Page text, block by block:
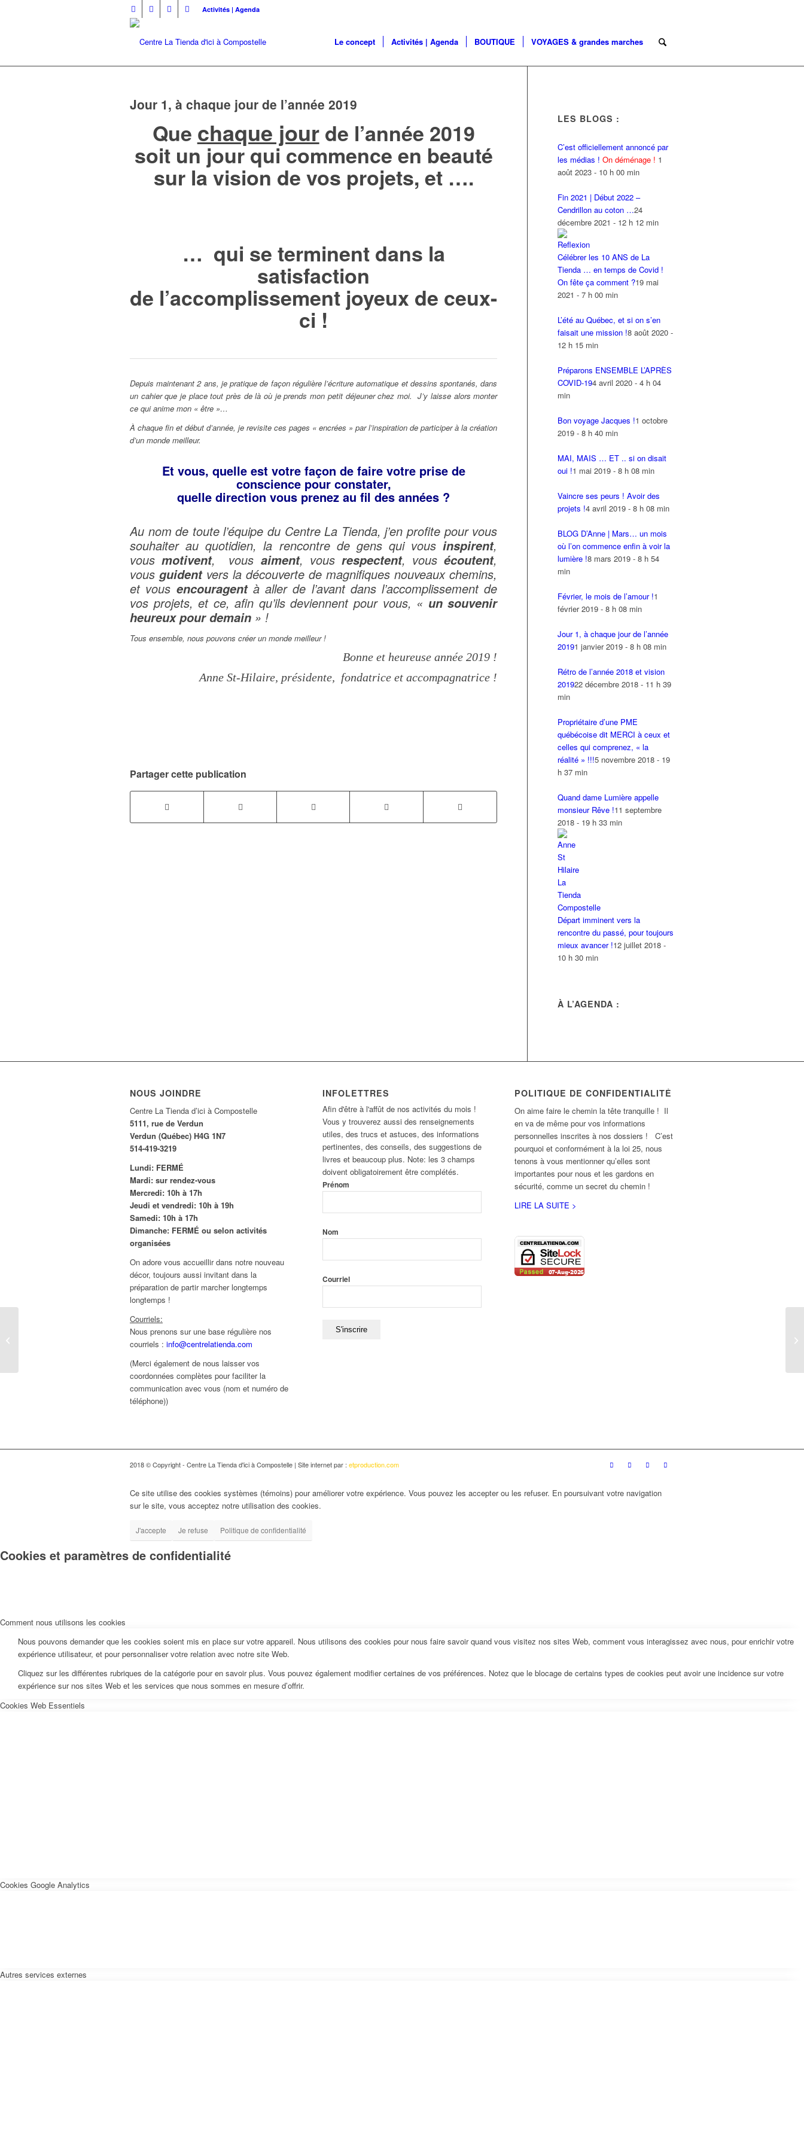
Activités | Agenda
Le concept Activités | Agenda BOUTIQUE VOYAGES & grandes marches
Jour 1, à chaque jour de l’année 2019
Que chaque jourde l’année 2019
soit un jour qui commence en beauté
sur la vision de vos projets, et ….
… qui se terminent dans la
satisfaction
de l’accomplissement joyeux de ceux-
ci !
Depuis maintenant 2 ans, je pratique de façon régulière l’écriture automatique et dessins spontanés, dans
un cahier que je place tout près de là où je prends mon petit déjeuner chez moi. J’y laisse alors monter
ce qui anime mon « être »…
À chaque fin et début d’année, je revisite ces pages « encrées » par l’inspiration de participer à la création
d’un monde meilleur.
Et vous, quelle est votre façon de faire votre prise de
conscience pour constater,
quelle direction vous prenez au fil des années ?
Au nom de toute l’équipe du Centre La Tienda, j’en profite pour vous
souhaiter au quotidien, la rencontre de gens qui vousinspirent,
vousmotivent, vous aiment, vous respectent, vousécoutent,
vousguident vers la découverte de magnifiques nouveaux chemins,
et vous encouragentà aller de l’avant dans l’accomplissement de
vos projets, et ce, afin qu’ils deviennent pour vous, « un souvenir
heureux pour demain » !
Tous ensemble, nous pouvons créer un monde meilleur !
Bonne et heureuse année 2019 !
Anne St-Hilaire, présidente, fondatrice et accompagnatrice !
Partager cette publication
LES BLOGS :
C’est officiellement annoncé par
les médias !On déménage ! 1
août 2023 - 10 h 00 min
Fin 2021 | Début 2022 –
Cendrillon au coton …24
décembre 2021 - 12 h 12 min
Célébrer les 10 ANS de La
Tienda … en temps de Covid !
On fête ça comment ?19 mai
2021 - 7 h 00 min
L’été au Québec, et si on s’en
faisait une mission !8 août 2020 -
12 h 15 min
Préparons ENSEMBLE L’APRÈS
COVID-194 avril 2020 - 4 h 04
min
Bon voyage Jacques !1 octobre
2019 - 8 h 40 min
MAI, MAIS … ET .. si on disait
oui !1 mai 2019 - 8 h 08 min
Vaincre ses peurs ! Avoir des
projets !4 avril 2019 - 8 h 08 min
BLOG D’Anne | Mars… un mois
où l’on commence enfin à voir la
lumière !8 mars 2019 - 8 h 54
min
Février, le mois de l’amour !1
février 2019 - 8 h 08 min
Jour 1, à chaque jour de l’année
20191 janvier 2019 - 8 h 08 min
Rétro de l’année 2018 et vision
201922 décembre 2018 - 11 h 39
min
Propriétaire d’une PME
québécoise dit MERCI à ceux et
celles qui comprenez, « la
réalité » !!!5 novembre 2018 - 19
h 37 min
Quand dame Lumière appelle
monsieur Rêve !11 septembre
2018 - 19 h 33 min
Départ imminent vers la
rencontre du passé, pour toujours
mieux avancer !12 juillet 2018 -
10 h 30 min
À L’AGENDA :
NOUS JOINDRE
Centre La Tienda d’ici à Compostelle
5111, rue de Verdun
Verdun (Québec) H4G 1N7
514-419-3219
Lundi: FERMÉ
Mardi: sur rendez-vous
Mercredi: 10h à 17h
Jeudi et vendredi: 10h à 19h
Samedi: 10h à 17h
Dimanche: FERMÉ ou selon activités
organisées
On adore vous accueillir dans notre nouveau
décor, toujours aussi invitant dans la
préparation de partir marcher longtemps
longtemps !
Courriels:
Nous prenons sur une base régulière nos
courriels : info@centrelatienda.com
(Merci également de nous laisser vos
coordonnées complètes pour faciliter la
communication avec vous (nom et numéro de
téléphone))
INFOLETTRES
Afin d'être à l'affût de nos activités du mois !
Vous y trouverez aussi des renseignements
utiles, des trucs et astuces, des informations
pertinentes, des conseils, des suggestions de
livres et beaucoup plus. Note: les 3 champs
doivent obligatoirement être complétés.
Prénom
Nom
Courriel
POLITIQUE DE CONFIDENTIALITÉ
On aime faire le chemin la tête tranquille ! Il
en va de même pour vos informations
personnelles inscrites à nos dossiers ! C’est
pourquoi et conformément à la loi 25, nous
tenons à vous mentionner qu’elles sont
importantes pour nous et les gardons en
sécurité, comme un secret du chemin !
LIRE LA SUITE >
2018 © Copyright - Centre La Tienda d'ici à Compostelle | Site internet par : etproduction.com
Ce site utilise des cookies systèmes (témoins) pour améliorer votre expérience. Vous pouvez les accepter ou les refuser. En poursuivant votre navigation
sur le site, vous acceptez notre utilisation des cookies.
J'accepte Je refuse Politique de confidentialité
Cookies et paramètres de confidentialité
Comment nous utilisons les cookies
Nous pouvons demander que les cookies soient mis en place sur votre appareil. Nous utilisons des cookies pour nous faire savoir quand vous visitez nos sites Web, comment vous interagissez avec nous, pour enrichir votre
expérience utilisateur, et pour personnaliser votre relation avec notre site Web.
Cliquez sur les différentes rubriques de la catégorie pour en savoir plus. Vous pouvez également modifier certaines de vos préférences. Notez que le blocage de certains types de cookies peut avoir une incidence sur votre
expérience sur nos sites Web et les services que nous sommes en mesure d’offrir.
Cookies Web Essentiels
Cookies Google Analytics
Autres services externes